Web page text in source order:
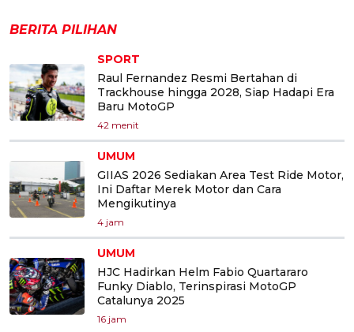
BERITA PILIHAN
SPORT
Raul Fernandez Resmi Bertahan di
Trackhouse hingga 2028, Siap Hadapi Era
Baru MotoGP
42 menit
UMUM
GIIAS 2026 Sediakan Area Test Ride Motor,
Ini Daftar Merek Motor dan Cara
Mengikutinya
4 jam
UMUM
HJC Hadirkan Helm Fabio Quartararo
Funky Diablo, Terinspirasi MotoGP
Catalunya 2025
16 jam